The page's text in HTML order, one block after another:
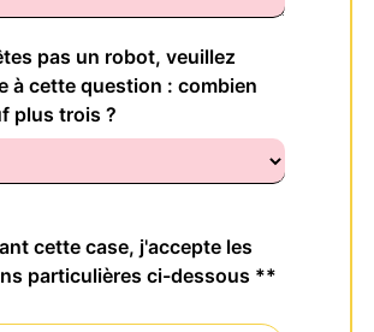
pas un robot, veuillez
à cette question : combien
plus trois ?
cette case, j'accepte les
particulières ci-dessous **